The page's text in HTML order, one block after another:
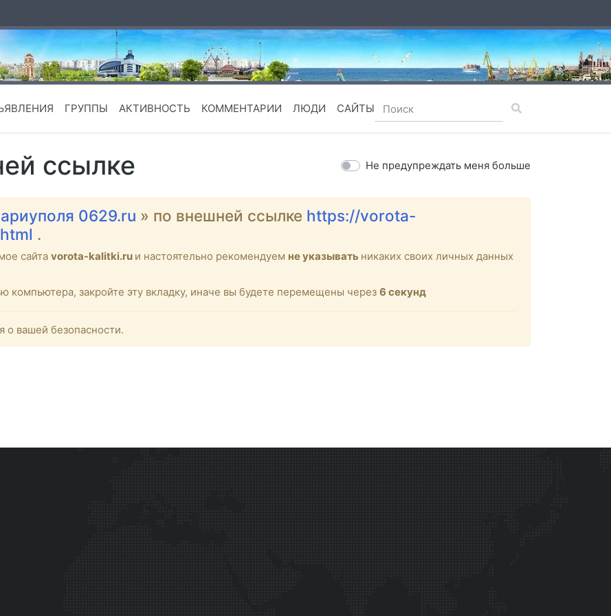
ГРУППЫ АКТИВНОСТЬ КОММЕНТАРИИ ЛЮДИ САЙТЫ
ссылке Не предупреждать меня больше
0629.ru » по внешней ссылке https://vorota-
.
сайта vorota-kalitki.ru и настоятельно рекомендуем не указывать никаких своих личных данных
компьютера, закройте эту вкладку, иначе вы будете перемещены через 6 секунд
о вашей безопасности.